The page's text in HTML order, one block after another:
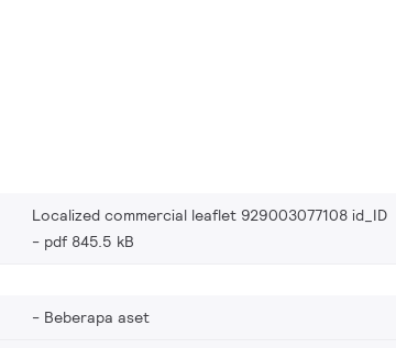
Localized commercial leaflet 929003077108 id_ID
pdf 845.5 kB
Beberapa aset